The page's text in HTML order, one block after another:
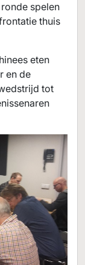
spelen
thuis
eten
en de
tot